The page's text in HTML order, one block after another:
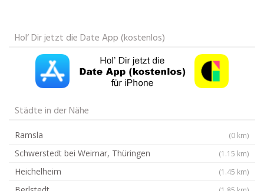
Hol‘ Dir jetzt die Date App (kostenlos)
Städte in der Nähe
Ramsla (0 km)
Schwerstedt bei Weimar, Thüringen (1.15 km)
Heichelheim (1.45 km)